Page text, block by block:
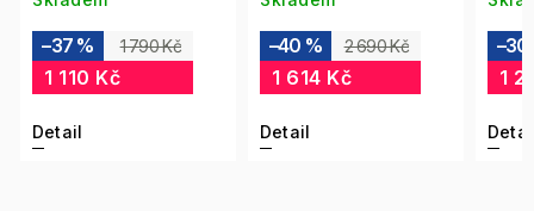
1 790 Kč
–37 %
1 110 Kč
Detail
2 690 Kč
–40 %
1 614 Kč
Detail
–30
1